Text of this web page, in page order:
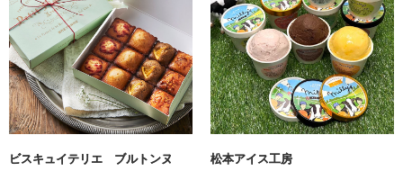
ビスキュイテリエ ブルトンヌ 松本アイス工房